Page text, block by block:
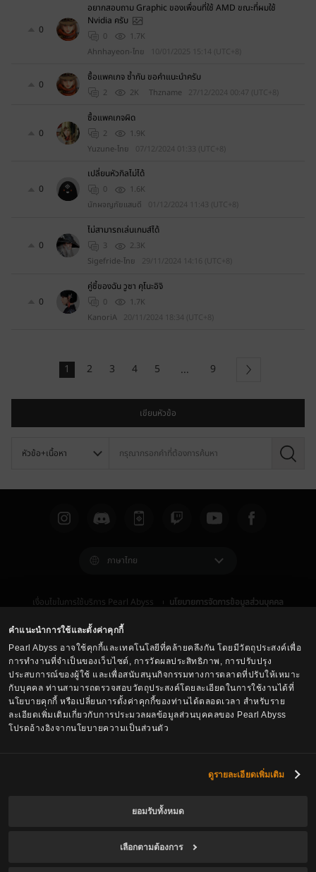
คำแนะนำการใช้และตั้งค่าคุกกี้
Pearl Abyss อาจใช้คุกกี้และเทคโนโลยีที่คล้ายคลึงกัน โดยมีวัตถุประสงค์เพื่อ
การทำงานที่จำเป็นของเว็บไซต์, การวัดผลประสิทธิภาพ, การปรับปรุง
ประสบการณ์ของผู้ใช้ และเพื่อสนับสนุนกิจกรรมทางการตลาดที่ปรับให้เหมาะ
กับบุคคล ท่านสามารถตรวจสอบวัตถุประสงค์โดยละเอียดในการใช้งานได้ที่
นโยบายคุกกี้ หรือเปลี่ยนการตั้งค่าคุกกี้ของท่านได้ตลอดเวลา สำหรับราย
ละเอียดเพิ่มเติมเกี่ยวกับการประมวลผลข้อมูลส่วนบุคคลของ Pearl Abyss
โปรดอ้างอิงจากนโยบายความเป็นส่วนตัว
ดูรายละเอียดเพิ่มเติม
ยอมรับทั้งหมด
เลือกตามต้องการ
0
อยากสอบถาม Graphic ของเพื่อนที่ใช้ AMD ขณะที่ผมใช้
Nvidia ครับ
0
1.7K
Ahnhayeon-ไทย
10/01/2025 15:14 (UTC+8)
0
ซื้อแพคเกจ ซ้ำกัน ขอคำแนะนำครับ
2 2K Thzname 27/12/2024 00:47 (UTC+8)
0
ซื้อแพคเกจผิด
2
1.9K
Yuzune-ไทย
07/12/2024 01:33 (UTC+8)
0
เปลี่ยนหัวกิลไม่ได้
0
1.6K
นักผจญภัยแสนดี
01/12/2024 11:43 (UTC+8)
0
ไม่สามารถเล่นเกมส์ได้
3
2.3K
Sigefride-ไทย
29/11/2024 14:16 (UTC+8)
0
คู่ซี้ของฉัน วูซา คุโนะอิจิ
0
1.7K
KanoriA 20/11/2024 18:34 (UTC+8)
1 2 3 4 5 ... 9 ถัดไป
เขียนหัวข้อ
ค้
ห
ภาษาไทย
เงื่อนไขในการใช้บริการ Pearl Abyss
นโยบายการจัดการข้อมูลส่วนบุคคล
ตัวเลือกการปกป้องข้อมูลส่วนบุคคล